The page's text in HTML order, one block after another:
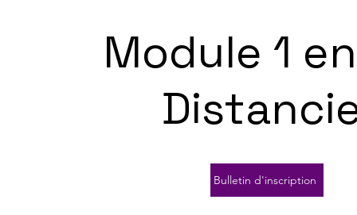
Module 1
Bulletin d'inscription